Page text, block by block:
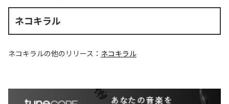
ネコキラル
ネコキラルの他のリリース： ネコキラル